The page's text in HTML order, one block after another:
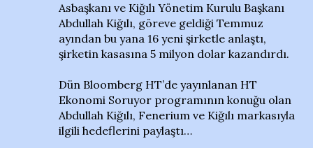
Asbaşkanı ve Kiğılı Yönetim Kurulu Başkanı
Abdullah Kiğılı, göreve geldiği Temmuz
ayından bu yana 16 yeni şirketle anlaştı,
şirketin kasasına 5 milyon dolar kazandırdı.
Dün Bloomberg HT’de yayınlanan HT
Ekonomi Soruyor programının konuğu olan
Abdullah Kiğılı, Fenerium ve Kiğılı markasıyla
ilgili hedeflerini paylaştı…